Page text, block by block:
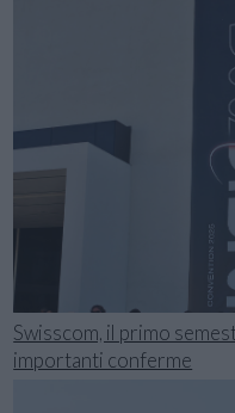
Swisscom, il primo
importanti conferme